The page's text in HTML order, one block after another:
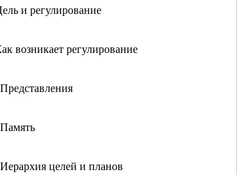
и регулирование
возникает регулирование
целей и планов